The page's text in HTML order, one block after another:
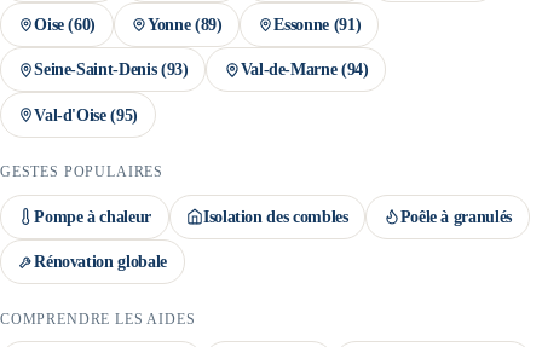
Oise(60) Yonne(89) Essonne(91 )
Seine-Saint-Denis(93) Val-de-Marne(94)
Val-d'Oise(95)
GESTES POPULAIRES
Pompe à chaleur Isolation des combles Poêle à granulés
Rénovation globale
COMPRENDRE LES AIDES